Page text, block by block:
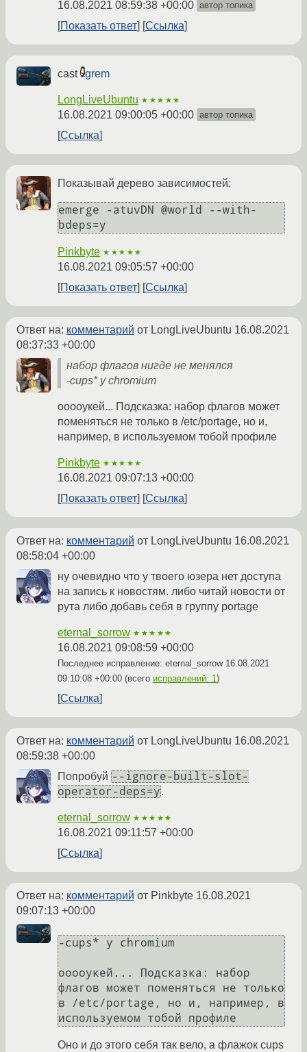
16.08.2021 08:59:38 +00:00 автор топика
Показать ответ Ссылка
cast grem
LongLiveUbuntu ★★★★★
16.08.2021 09:00:05 +00:00 автор топика
Ссылка
Показывай дерево зависимостей:
emerge -atuvDN @world --with-
Pinkbyte ★★★★★
16.08.2021 09:05:57 +00:00
Показать ответ
Ссылка
Ответ на: комментарий от LongLiveUbuntu 16.08.2021
08:37:33 +00:00
набор флагов нигде не менялся
-cups* у chromium
ооооукей... Подсказка: набор флагов может
поменяться не только в /etc/portage, но и,
например, в используемом тобой профиле
Pinkbyte ★★★★★
16.08.2021 09:07:13 +00:00
Показать ответ
Ссылка
Ответ на: комментарий от LongLiveUbuntu 16.08.2021
08:58:04 +00:00
ну очевидно что у твоего юзера нет доступа
на запись к новостям. либо читай новости от
рута либо добавь себя в группу portage
eternal_sorrow ★★★★★
16.08.2021 09:08:59 +00:00
Последнее исправление: eternal_sorrow 16.08.2021
09:10:08 +00:00 (всего исправлений: 1)
Ссылка
Ответ на: комментарий от LongLiveUbuntu 16.08.2021
08:59:38 +00:00
Попробуй --ignore-built-slot-
operator-deps=y.
eternal_sorrow ★★★★★
16.08.2021 09:11:57 +00:00
Ссылка
Ответ на: комментарий от Pinkbyte 16.08.2021
09:07:13 +00:00
-cups* у chromium
ооооукей... Подсказка: набор
флагов может поменяться не только
в /etc/portage, но и, например, в
используемом тобой профиле
Оно и до этого себя так вело, а флажок cups